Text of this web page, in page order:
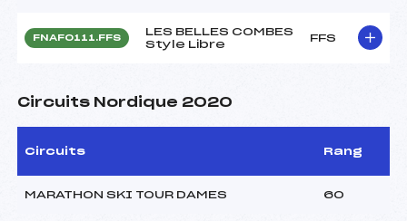
FNAF0111.FFS
LES BELLES COMBES
Style Libre
FFS
Circuits Nordique 2020
Circuits Rang
MARATHON SKI TOUR DAMES 60